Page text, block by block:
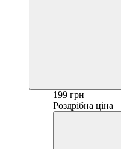
199 грн
Роздрібна ціна